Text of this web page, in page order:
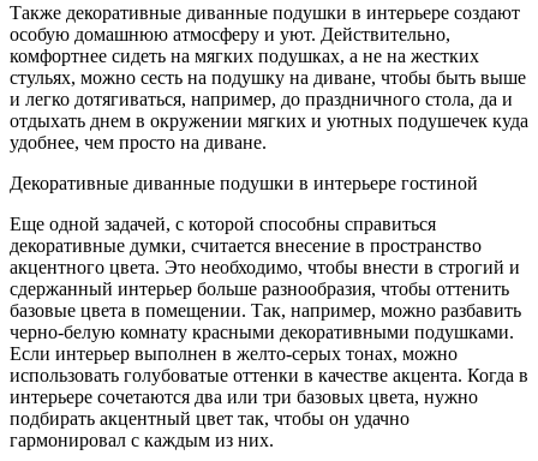
Также декоративные диванные подушки в интерьере создают
особую домашнюю атмосферу и уют. Действительно,
комфортнее сидеть на мягких подушках, а не на жестких
стульях, можно сесть на подушку на диване, чтобы быть выше
и легко дотягиваться, например, до праздничного стола, да и
отдыхать днем в окружении мягких и уютных подушечек куда
удобнее, чем просто на диване.
Декоративные диванные подушки в интерьере гостиной
Еще одной задачей, с которой способны справиться
декоративные думки, считается внесение в пространство
акцентного цвета. Это необходимо, чтобы внести в строгий и
сдержанный интерьер больше разнообразия, чтобы оттенить
базовые цвета в помещении. Так, например, можно разбавить
черно-белую комнату красными декоративными подушками.
Если интерьер выполнен в желто-серых тонах, можно
использовать голубоватые оттенки в качестве акцента. Когда в
интерьере сочетаются два или три базовых цвета, нужно
подбирать акцентный цвет так, чтобы он удачно
гармонировал с каждым из них.